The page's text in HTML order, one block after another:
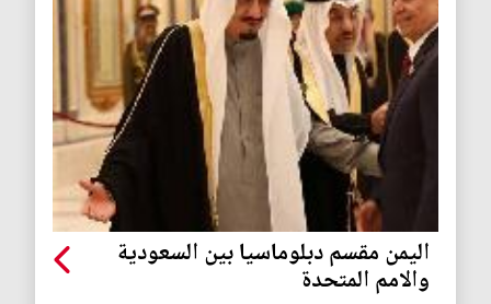
اليمن مقسم دبلوماسيا بين السعودية
والامم المتحدة